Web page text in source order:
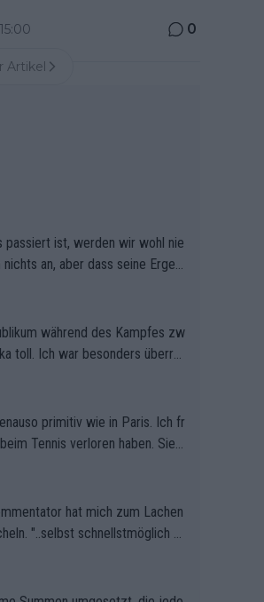
0
Artikel
passiert ist, werden wir wohl nie
an, aber dass seine Ergeb
während des Kampfes zw
toll. Ich war besonders überras
primitiv wie in Paris. Ich fr
Tennis verloren haben. Sie s
hat mich zum Lachen
"..selbst schnellstmöglich na